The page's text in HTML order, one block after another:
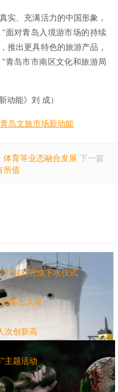
实、充满活力的中国形象，
面对青岛入境游市场的持续
推出更具特色的旅游产品，
青岛市市南区文化和旅游局
动能》刘 成）
岛文旅市场新动能
体育等业态融合发展 下一篇
所值
顺利完成下水仪式
客出入境
客出入境
次创新高
主题活动